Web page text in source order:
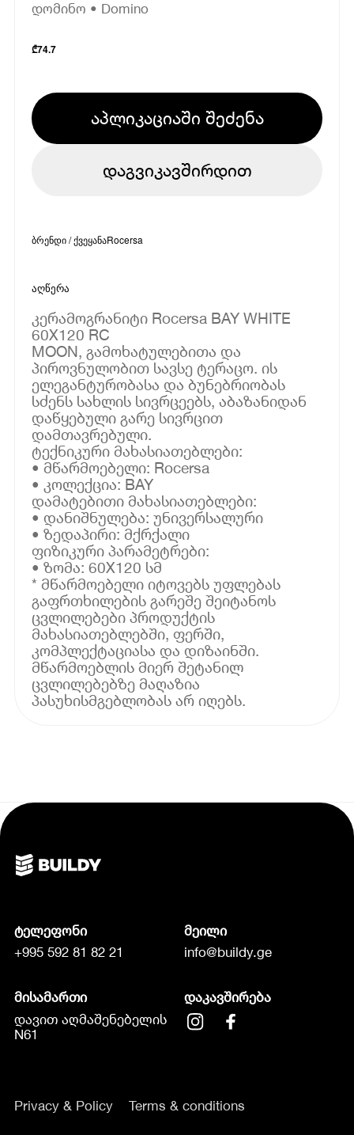
დომინო • Domino
₾74.7
აპლიკაციაში შეძენა
დაგვიკავშირდით
ბრენდი / ქვეყანაRocersa
აღწერა
კერამოგრანიტი Rocersa BAY WHITE
60X120 RC
MOON, გამოხატულებითა და
პიროვნულობით სავსე ტერაცო. ის
ელეგანტურობასა და ბუნებრიობას
სძენს სახლის სივრცეებს, აბაზანიდან
დაწყებული გარე სივრცით
დამთავრებული.
ტექნიკური მახასიათებლები:
• მწარმოებელი: Rocersa
• კოლექცია: BAY
დამატებითი მახასიათებლები:
• დანიშნულება: უნივერსალური
• ზედაპირი: მქრქალი
ფიზიკური პარამეტრები:
• ზომა: 60X120 სმ
* მწარმოებელი იტოვებს უფლებას
გაფრთხილების გარეშე შეიტანოს
ცვლილებები პროდუქტის
მახასიათებლებში, ფერში,
კომპლექტაციასა და დიზაინში.
მწარმოებლის მიერ შეტანილ
ცვლილებებზე მაღაზია
პასუხისმგებლობას არ იღებს.
ტელეფონი
+995 592 81 82 21
მეილი
info@buildy.ge
მისამართი
დავით აღმაშენებელის
N61
დაკავშირება
Privacy & Policy Terms & conditions